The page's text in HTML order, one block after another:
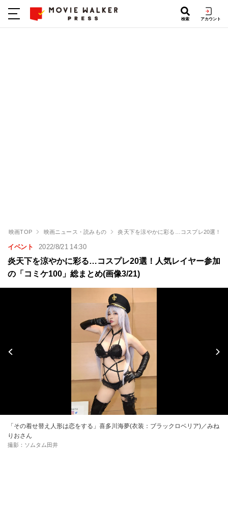
検索 アカウント
映画TOP 映画ニュース・読みもの 炎天下を涼やかに彩る…コスプレ20選！
イベント 2022/8/21 14:30
炎天下を涼やかに彩る…コスプレ20選！人気レイヤー参加
の「コミケ100」総まとめ(画像3/21)
「その着せ替え人形は恋をする」喜多川海夢(衣装：ブラックロベリア)／みね
りおさん
撮影：ソムタム田井